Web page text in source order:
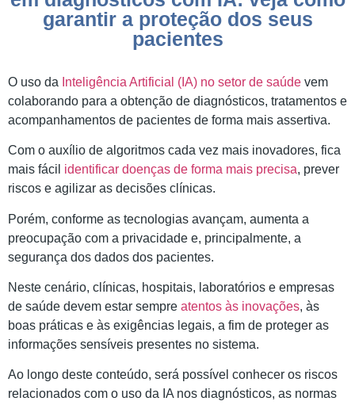
garantir a proteção dos seus
pacientes
O uso da Inteligência Artificial (IA) no setor de saúde vem
colaborando para a obtenção de diagnósticos, tratamentos e
acompanhamentos de pacientes de forma mais assertiva.
Com o auxílio de algoritmos cada vez mais inovadores, fica
mais fácil identificar doenças de forma mais precisa, prever
riscos e agilizar as decisões clínicas.
Porém, conforme as tecnologias avançam, aumenta a
preocupação com a privacidade e, principalmente, a
segurança dos dados dos pacientes.
Neste cenário, clínicas, hospitais, laboratórios e empresas
de saúde devem estar sempre atentos às inovações, às
boas práticas e às exigências legais, a fim de proteger as
informações sensíveis presentes no sistema.
Ao longo deste conteúdo, será possível conhecer os riscos
relacionados com o uso da IA nos diagnósticos, as normas